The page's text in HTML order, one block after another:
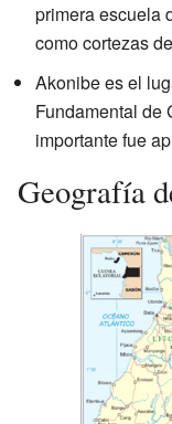
primera escuela
como cortezas
Akonibe es el
Fundamental de
importante fue
Geografía